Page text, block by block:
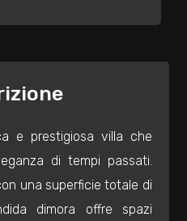
e prestigiosa villa che
di tempi passati.
una superficie totale di
dimora offre spazi